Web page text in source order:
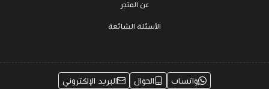
عن المتجر
الأسئلة الشائعة
واتساب الجوال البريد الإلكتروني